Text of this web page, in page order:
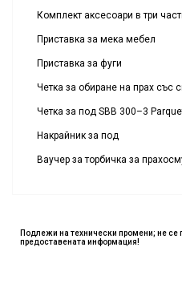
Комплект аксесоари в три
Приставка за мека мебел
Приставка за фуги
Четка за обиране на прах със
Четка за под SBB 300–3
Накрайник за под
Ваучер за торбичка за
Подлежи на технически промени; не се
предоставената информация!